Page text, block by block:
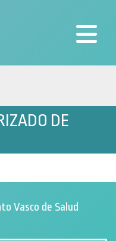
de vanguardia para tu
DE
Vasco de Salud